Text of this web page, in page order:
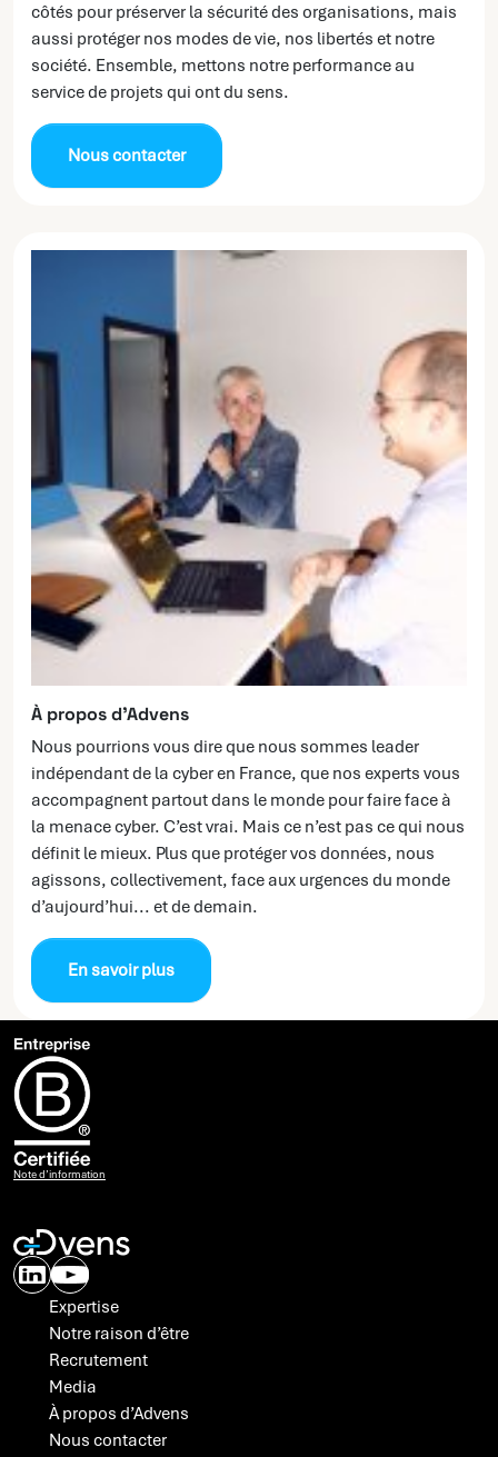
côtés pour préserver la sécurité des organisations, mais
aussi protéger nos modes de vie, nos libertés et notre
société. Ensemble, mettons notre performance au
service de projets qui ont du sens.
Nous contacter
À propos d’Advens
Nous pourrions vous dire que nous sommes leader
indépendant de la cyber en France, que nos experts vous
accompagnent partout dans le monde pour faire face à
la menace cyber. C’est vrai. Mais ce n’est pas ce qui nous
définit le mieux. Plus que protéger vos données, nous
agissons, collectivement, face aux urgences du monde
d’aujourd’hui... et de demain.
En savoir plus
Note d’information
Expertise
Notre raison d’être
Recrutement
Media
À propos d’Advens
Nous contacter